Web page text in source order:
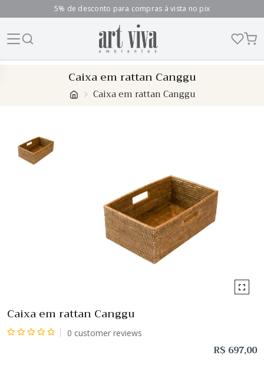
5% de desconto para compras à vista no pix
Caixa em rattan Canggu
Caixa em rattan Canggu
Caixa em rattan Canggu
0 customer reviews
R$ 697,00